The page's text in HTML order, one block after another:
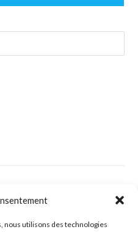
utilisons des technologies